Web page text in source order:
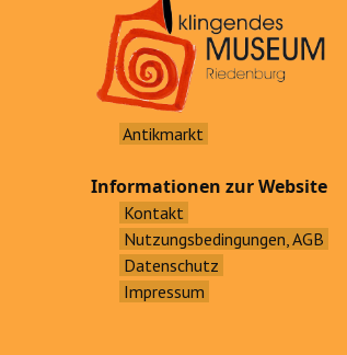
Antikmarkt
Informationen zur Website
Kontakt
Nutzungsbedingungen, AGB
Datenschutz
Impressum